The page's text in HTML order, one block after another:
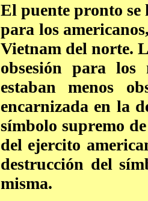
El puente pronto se
para los
Vietnam del norte.
obsesión para los
estaban menos
encarnizada en la
símbolo supremo
del ejercito
destrucción del
misma.